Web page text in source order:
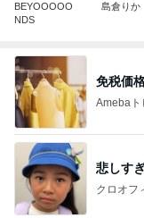
BEYOOOOO
NDS
島倉りか
免税価
Amebaト
悲しす
クロオフ